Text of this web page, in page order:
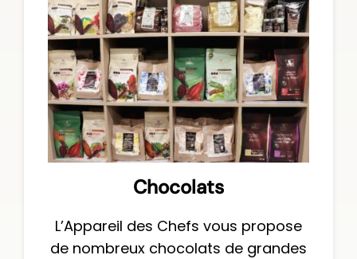
Chocolats
L’Appareil des Chefs vous propose
de nombreux chocolats de grandes